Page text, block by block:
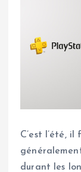
C’est l’été,
durant les